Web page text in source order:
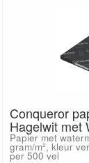
Conqueror
Hagelwit met
Papier met
gram/m², kleur
per 500 vel